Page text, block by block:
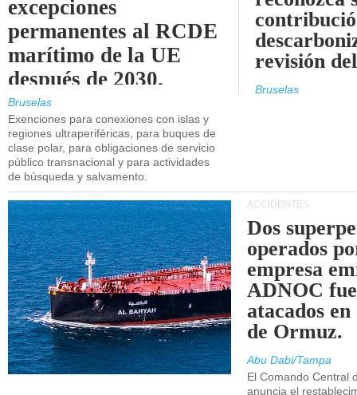
excepciones
permanentes al RCDE
marítimo de la UE
después de 2030.
Bruselas
Exenciones para conexiones con islas y
regiones ultraperiféricas, para buques de
clase polar, para obligaciones de servicio
público transnacional y para actividades
de búsqueda y salvamento.
revisión
Bruselas
ACCIDENTES
Dos
operados
empresa
ADNOC
atacados
de Ormuz.
Abu Dabi/Tampa
El Comando Central
anuncia el